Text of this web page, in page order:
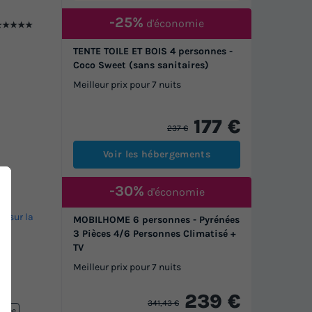
TENTE TOILE ET BOIS 4 personnes -
Coco Sweet (sans sanitaires)
Meilleur prix pour 7 nuits
237 € 177 €
-25% d'économie
Voir les hébergements
sur la
MOBILHOME 6 personnes - Pyrénées
3 Pièces 4/6 Personnes Climatisé +
TV
Meilleur prix pour 7 nuits
341,43 € 239 €
-30% d'économie